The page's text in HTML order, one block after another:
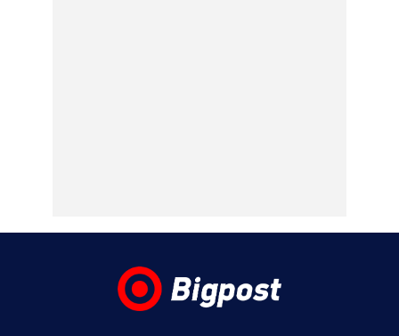
«Στον Εξώστη» με τους Αντώνη Αντζολέτο
και Γιάννη Καντέλη – Έρχεται στον ΣΚΑΪ